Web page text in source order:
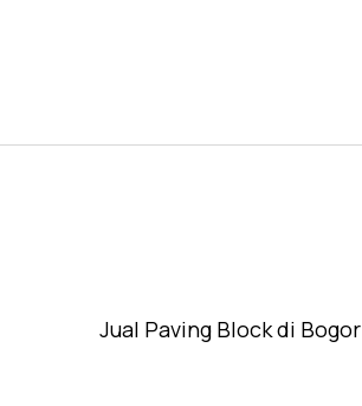
Jual Paving Block di Bogor